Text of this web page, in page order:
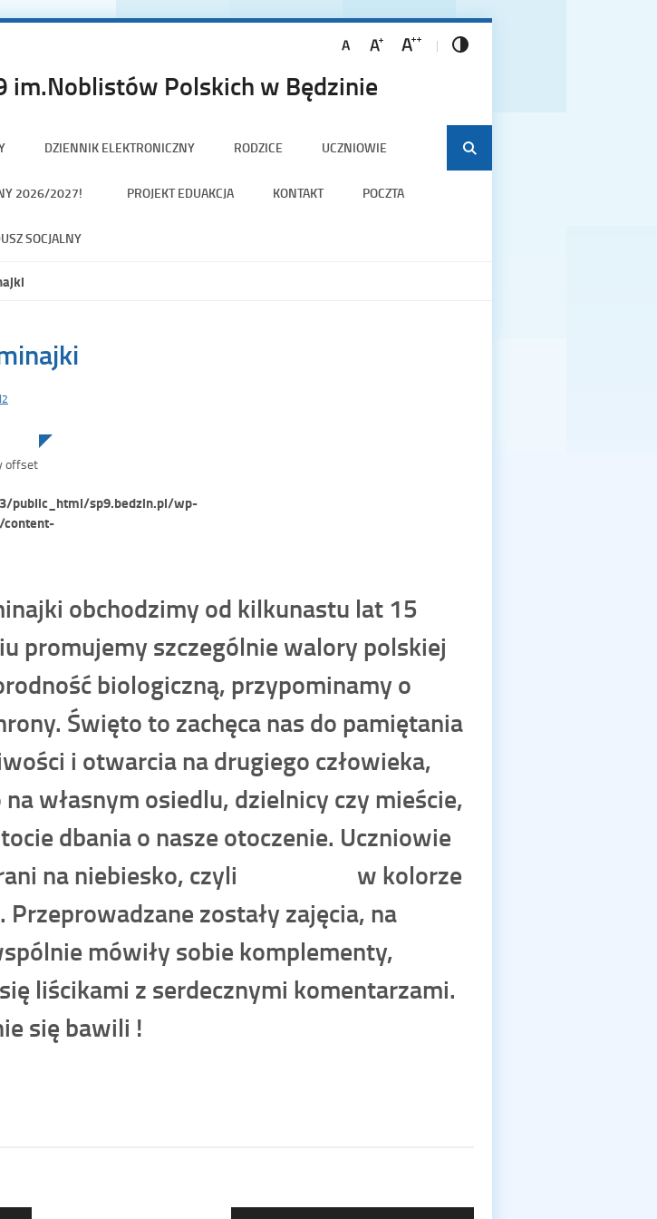
im.Noblistów Polskich w Będzinie
DZIENNIK ELEKTRONICZNY RODZICE UCZNIOWIE
2026/2027! PROJEKT EDUAKCJA KONTAKT POCZTA
SOCJALNY
offset
public_html/sp9.bedzin.pl/wp-
obchodzimy od kilkunastu lat 15
promujemy szczególnie walory polskiej
biologiczną, przypominamy o
Święto to zachęca nas do pamiętania
i otwarcia na drugiego człowieka,
własnym osiedlu, dzielnicy czy mieście,
dbania o nasze otoczenie. Uczniowie
na niebiesko, czyli w kolorze
zostały zajęcia, na
mówiły sobie komplementy,
liścikami z serdecznymi komentarzami.
się bawili !